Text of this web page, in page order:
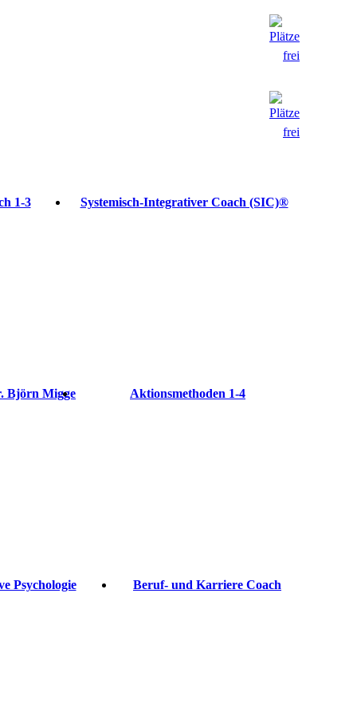
1-3 Systemisch-Integrativer Coach (SIC)®
Björn Migge Aktionsmethoden 1-4
Psychologie Beruf- und Karriere Coach